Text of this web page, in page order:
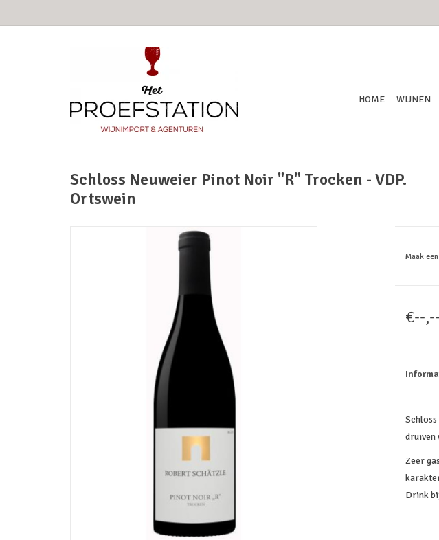
HOME WIJNEN
Schloss Neuweier Pinot Noir "R" Trocken - VDP.
Ortswein
Maak
€--,--
druiven
Zeer
Drink